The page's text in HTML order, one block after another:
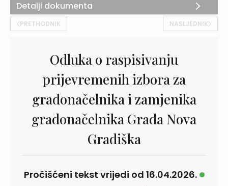
PRETHODNIK NASLJEDNIK
Odluka o raspisivanju
prijevremenih izbora za
gradonačelnika i zamjenika
gradonačelnika Grada Nova
Gradiška
Pročišćeni tekst vrijedi od 16.04.2026.
Detalji dokumenta